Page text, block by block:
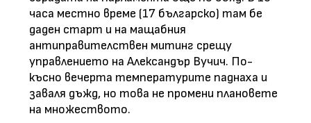
часа местно време (17 българско) там бе
даден старт и на мащабния
антиправителствен митинг срещу
управлението на Александър Вучич. По-
късно вечерта температурите паднаха и
заваля дъжд, но това не промени плановете
на множеството.